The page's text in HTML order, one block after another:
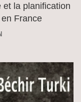
et la planification
France